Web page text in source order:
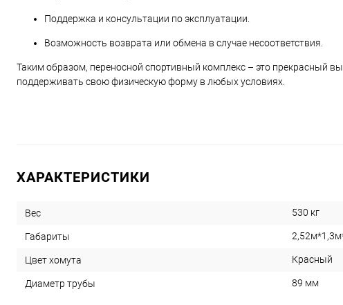
Поддержка и консультации по эксплуатации.
Возможность возврата или обмена в случае несоответствия.
Таким образом, переносной спортивный комплекс – это прекрасный
поддерживать свою физическую форму в любых условиях.
ХАРАКТЕРИСТИКИ
Вес 530 кг
Габариты
Цвет хомута Красный
Диаметр трубы 89 мм